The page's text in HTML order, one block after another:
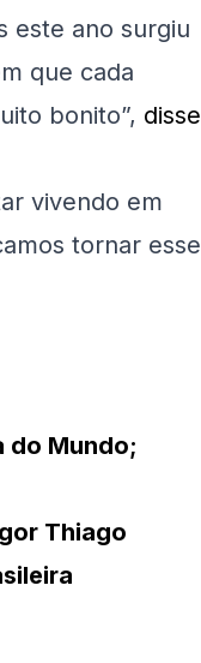
este ano surgiu
que cada
bonito”, disse
vivendo em
tornar esse
do Mundo;
Thiago